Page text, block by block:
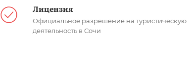
Лицензия
Официальное разрешение на туристическую
деятельность в Сочи